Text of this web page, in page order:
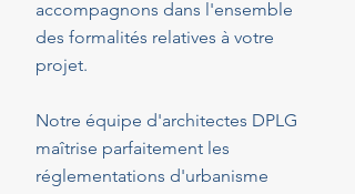
accompagnons dans l'ensemble
des formalités relatives à votre
projet.
Notre équipe d'architectes DPLG
maîtrise parfaitement les
réglementations d'urbanisme